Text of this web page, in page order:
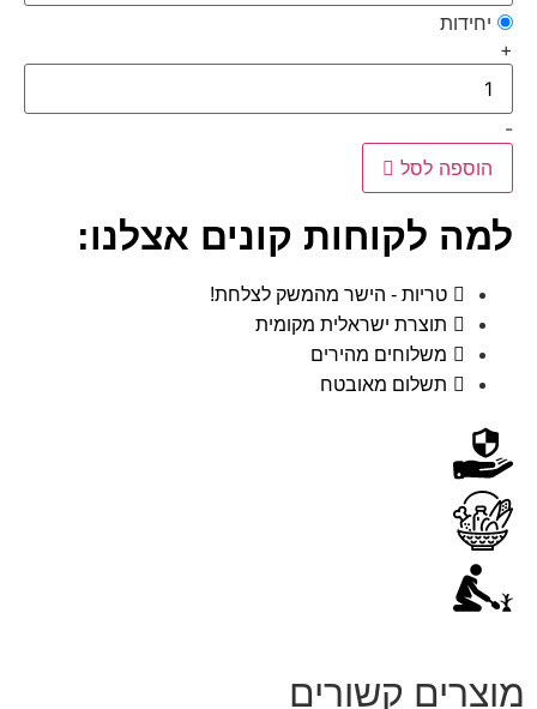
יחידות
+
-
הוספה לסל
למה לקוחות קונים אצלנו:
טריות - הישר מהמשק לצלחת!
תוצרת ישראלית מקומית
משלוחים מהירים
תשלום מאובטח
מוצרים קשורים